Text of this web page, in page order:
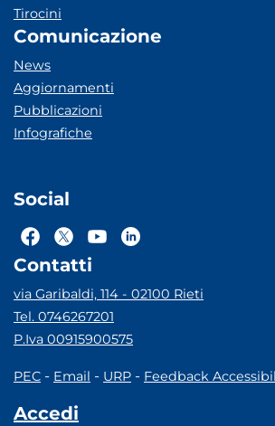
Tirocini
Comunicazione
News
Aggiornamenti
Pubblicazioni
Infografiche
Social
Contatti
via Garibaldi, 114 - 02100 Rieti
Tel. 0746267201
P.Iva 00915900575
PEC - Email - URP - Feedback
Accedi